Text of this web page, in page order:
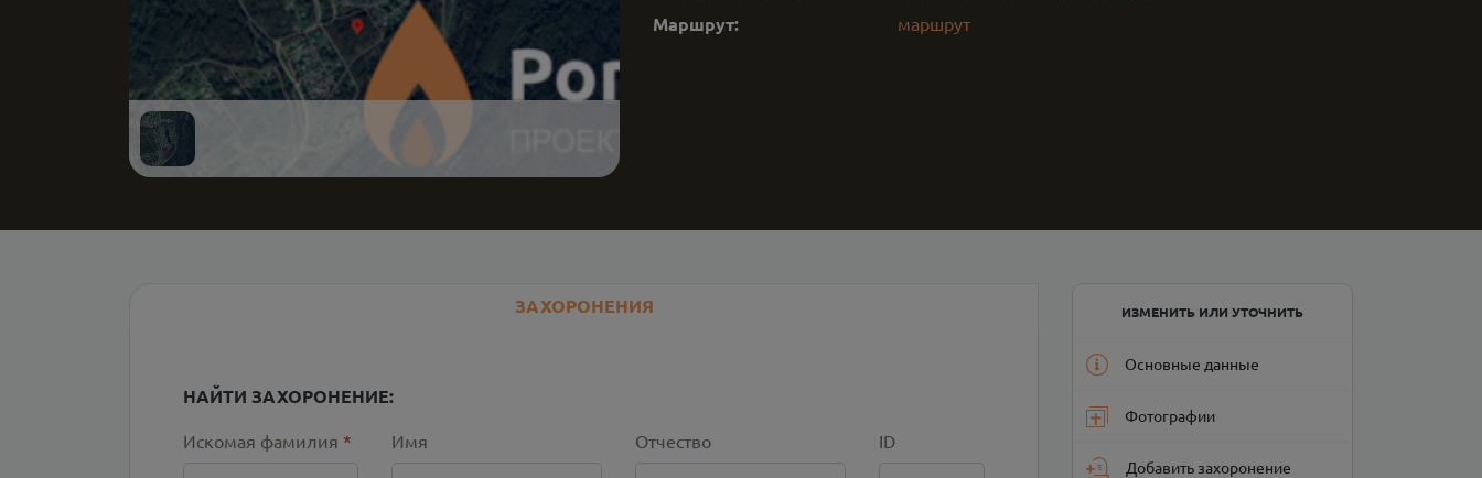
Маршрут: маршрут
ЗАХОРОНЕНИЯ
НАЙТИ ЗАХОРОНЕНИЕ:
Искомая фамилия * Имя Отчество ID
ИЗМЕНИТЬ ИЛИ УТОЧНИТЬ
Основные данные
Фотографии
Добавить захоронение